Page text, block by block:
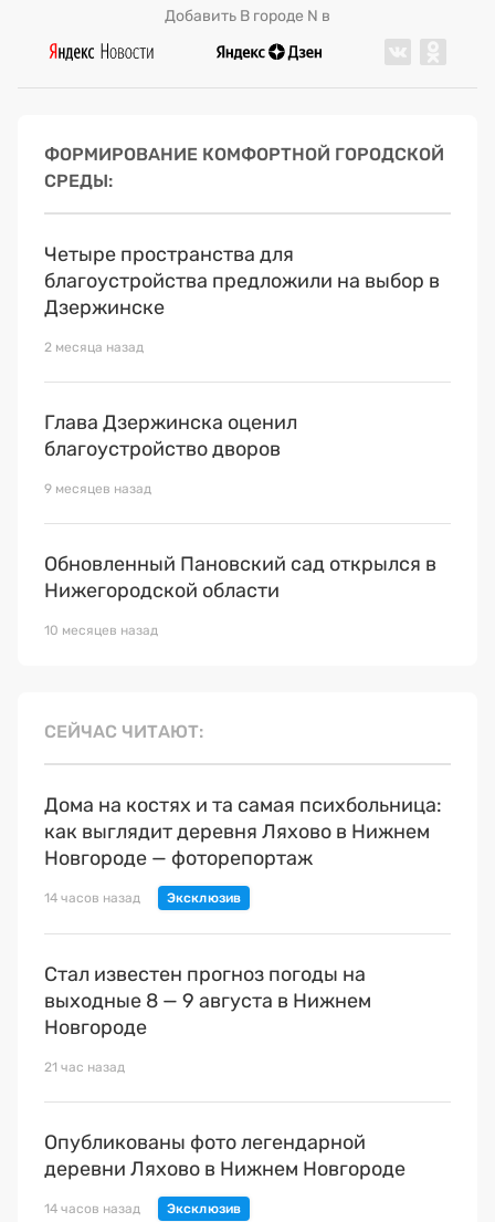
Добавить В городе N в
ФОРМИРОВАНИЕ КОМФОРТНОЙ ГОРОДСКОЙ
СРЕДЫ
Четыре пространства для
благоустройства предложили на выбор в
Дзержинске
2 месяца назад
Глава Дзержинска оценил
благоустройство дворов
9 месяцев назад
Обновленный Пановский сад открылся в
Нижегородской области
10 месяцев назад
СЕЙЧАС ЧИТАЮТ
Дома на костях и та самая психбольница:
как выглядит деревня Ляхово в Нижнем
Новгороде — фоторепортаж
14 часов назад
Стал известен прогноз погоды на
выходные 8 — 9 августа в Нижнем
Новгороде
21 час назад
Опубликованы фото легендарной
деревни Ляхово в Нижнем Новгороде
14 часов назад